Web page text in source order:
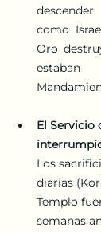
como
Oro
El Servicio
Los
diarias
Templo
semanas